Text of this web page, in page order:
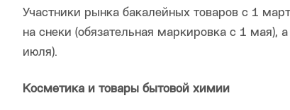
Участники рынка бакалейных товаров с 1
на снеки (обязательная маркировка с 1 мая),
июля).
Косметика и товары бытовой химии